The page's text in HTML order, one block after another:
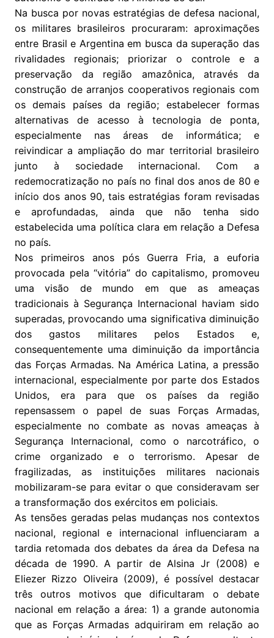
Na busca por novas estratégias de defesa nacional,
os militares brasileiros procuraram: aproximações
entre Brasil e Argentina em busca da superação das
rivalidades regionais; priorizar o controle e a
preservação da região amazônica, através da
construção de arranjos cooperativos regionais com
os demais países da região; estabelecer formas
alternativas de acesso à tecnologia de ponta,
especialmente nas áreas de informática; e
reivindicar a ampliação do mar territorial brasileiro
junto à sociedade internacional. Com a
redemocratização no país no final dos anos de 80 e
início dos anos 90, tais estratégias foram revisadas
e aprofundadas, ainda que não tenha sido
estabelecida uma política clara em relação a Defesa
no país.
Nos primeiros anos pós Guerra Fria, a euforia
provocada pela “vitória” do capitalismo, promoveu
uma visão de mundo em que as ameaças
tradicionais à Segurança Internacional haviam sido
superadas, provocando uma significativa diminuição
dos gastos militares pelos Estados e,
consequentemente uma diminuição da importância
das Forças Armadas. Na América Latina, a pressão
internacional, especialmente por parte dos Estados
Unidos, era para que os países da região
repensassem o papel de suas Forças Armadas,
especialmente no combate as novas ameaças à
Segurança Internacional, como o narcotráfico, o
crime organizado e o terrorismo. Apesar de
fragilizadas, as instituições militares nacionais
mobilizaram-se para evitar o que consideravam ser
a transformação dos exércitos em policiais.
As tensões geradas pelas mudanças nos contextos
nacional, regional e internacional influenciaram a
tardia retomada dos debates da área da Defesa na
década de 1990. A partir de Alsina Jr (2008) e
Eliezer Rizzo Oliveira (2009), é possível destacar
três outros motivos que dificultaram o debate
nacional em relação a área: 1) a grande autonomia
que as Forças Armadas adquiriram em relação ao